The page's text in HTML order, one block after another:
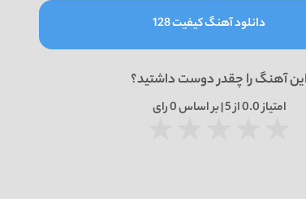
دانلود آهنگ کیفیت 128
این آهنگ را چقدر دوست داشتید؟
امتیاز0.0از 5 | بر اساس 0رای